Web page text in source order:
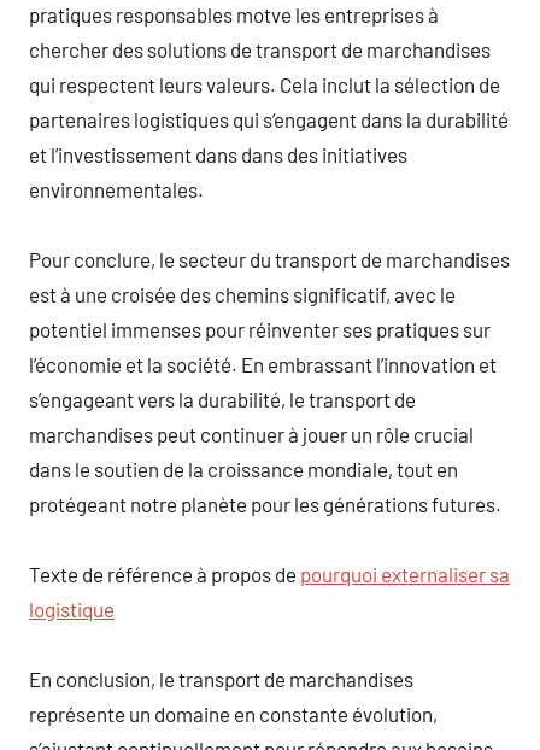
pratiques responsables motve les entreprises à
chercher des solutions de transport de marchandises
qui respectent leurs valeurs. Cela inclut la sélection de
partenaires logistiques qui s’engagent dans la durabilité
et l’investissement dans dans des initiatives
environnementales.
Pour conclure, le secteur du transport de marchandises
est à une croisée des chemins significatif, avec le
potentiel immenses pour réinventer ses pratiques sur
l’économie et la société. En embrassant l’innovation et
s’engageant vers la durabilité, le transport de
marchandises peut continuer à jouer un rôle crucial
dans le soutien de la croissance mondiale, tout en
protégeant notre planète pour les générations futures.
Texte de référence à propos de pourquoi externaliser sa
logistique
En conclusion, le transport de marchandises
représente un domaine en constante évolution,